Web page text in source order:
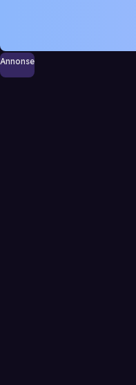
Annonse